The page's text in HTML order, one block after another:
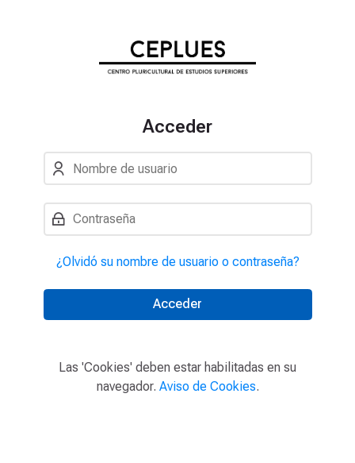
Acceder
Nombre de usuario
Contraseña
¿Olvidó su nombre de usuario o contraseña?
Acceder
Las 'Cookies' deben estar habilitadas en su
navegador. Aviso de Cookies.